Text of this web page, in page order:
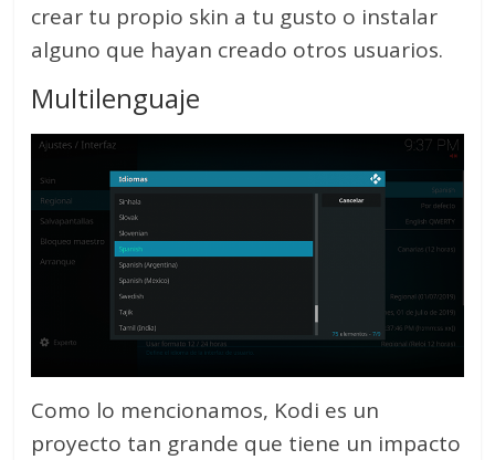
crear tu propio skin a tu gusto o instalar
alguno que hayan creado otros usuarios.
Multilenguaje
Como lo mencionamos, Kodi es un
proyecto tan grande que tiene un impacto